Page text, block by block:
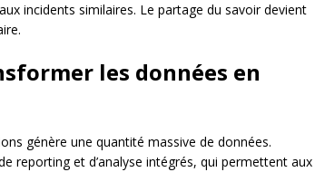
incidents similaires. Le partage du savoir devient
les données en
génère une quantité massive de données.
reporting et d’analyse intégrés, qui permettent aux